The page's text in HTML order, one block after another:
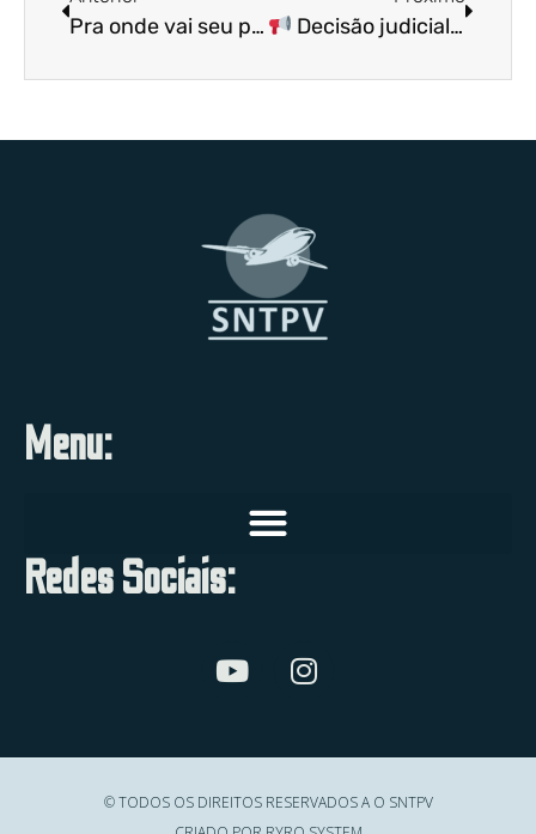
Pra onde vai seu plano de voo? Decisão judicial importante para os trabalhadores da NAV Brasil
Menu:
Redes Sociais:
© TODOS OS DIREITOS RESERVADOS A O SNTPV